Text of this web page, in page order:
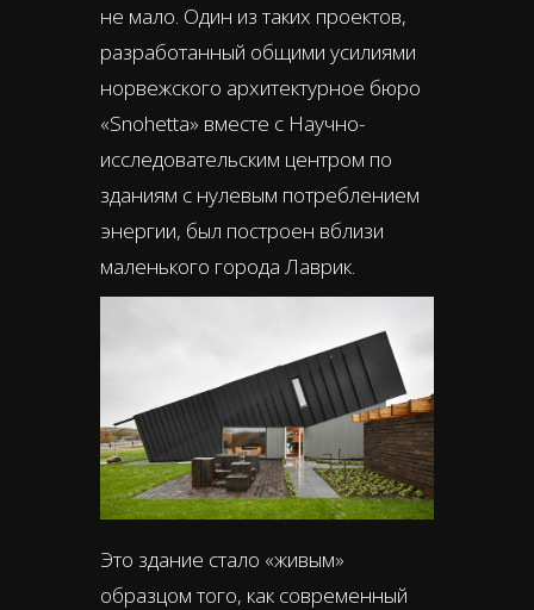
не мало. Один из таких проектов,
разработанный общими усилиями
норвежского архитектурное бюро
«Snohetta» вместе с Научно-
исследовательским центром по
зданиям с нулевым потреблением
энергии, был построен вблизи
маленького города Лаврик.
Это здание стало «живым»
образцом того, как современный